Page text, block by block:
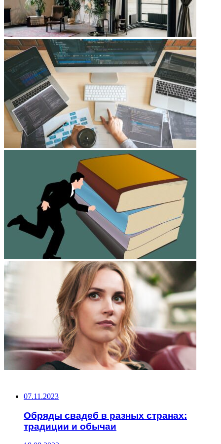
07.11.2023
Обряды свадеб в разных странах:
традиции и обычаи